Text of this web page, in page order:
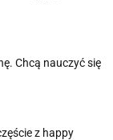
Chcą nauczyć się
z happy